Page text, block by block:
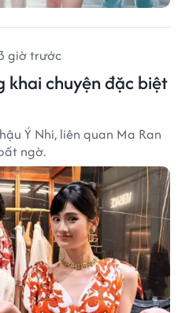
giờ trước
khai chuyện đặc biệt
Ý Nhi, liên quan Ma Ran
ngờ.